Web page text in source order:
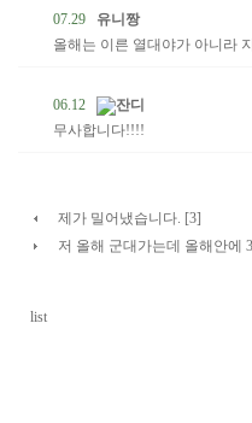
07.29
유니짱
올해는 이른 열대야가 아니라
06.12
잔디
무사합니다!!!!
제가 밀어냈습니다. [3]
저 올해 군대가는데 올해안에
list